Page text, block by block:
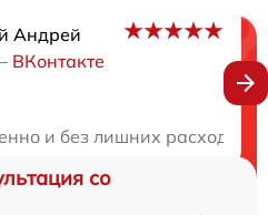
Андрей
ВКонтакте
и без лишних расходов.
со